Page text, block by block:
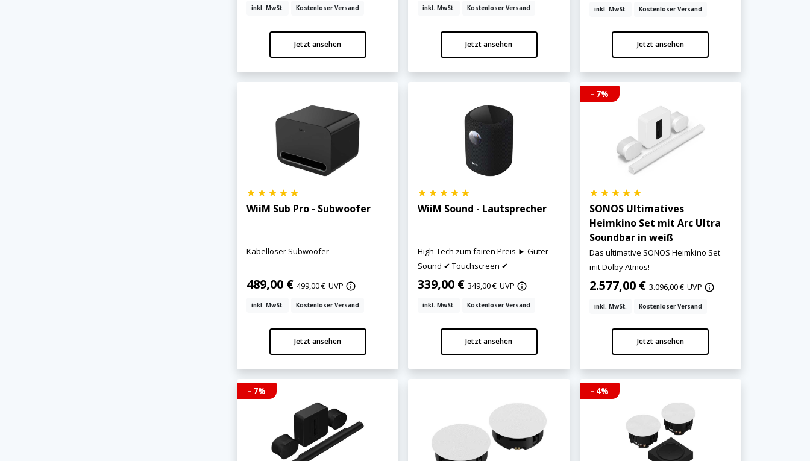
inkl. MwSt. Kostenloser Versand
Jetzt ansehen
inkl. MwSt. Kostenloser Versand
Jetzt ansehen
inkl. MwSt. Kostenloser Versand
Jetzt ansehen
WiiM Sub Pro - Subwoofer
Kabelloser Subwoofer
489,00 € 499,00 € UVP
inkl. MwSt. Kostenloser Versand
Jetzt ansehen
WiiM Sound - Lautsprecher
High-Tech zum fairen Preis ► Guter
Sound ✔ Touchscreen ✔
339,00 €349,00 € UVP
inkl. MwSt. Kostenloser Versand
Jetzt ansehen
- 7%
SONOS Ultimatives
Heimkino Set mit Arc Ultra
Soundbar in weiß
Das ultimative SONOS Heimkino Set
mit Dolby Atmos!
2.577,00 €3.096,00 € UVP
inkl. MwSt. Kostenloser Versand
Jetzt ansehen
- 7% - 4%